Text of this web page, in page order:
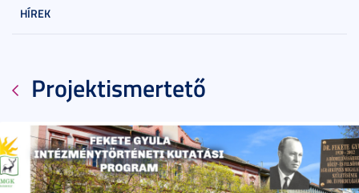
HÍREK
Projektismertető